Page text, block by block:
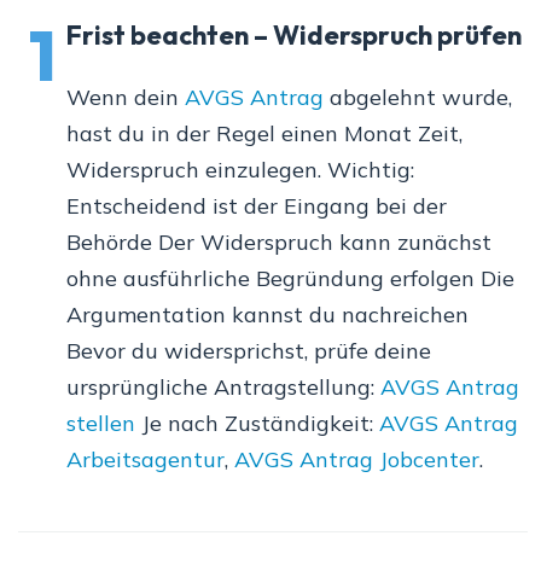
1 Frist beachten – Widerspruch prüfen
Wenn dein AVGS Antrag abgelehnt wurde,
hast du in der Regel einen Monat Zeit,
Widerspruch einzulegen. Wichtig:
Entscheidend ist der Eingang bei der
Behörde Der Widerspruch kann zunächst
ohne ausführliche Begründung erfolgen Die
Argumentation kannst du nachreichen
Bevor du widersprichst, prüfe deine
ursprüngliche Antragstellung: AVGS Antrag
stellen Je nach Zuständigkeit: AVGS Antrag
Arbeitsagentur, AVGS Antrag Jobcenter.